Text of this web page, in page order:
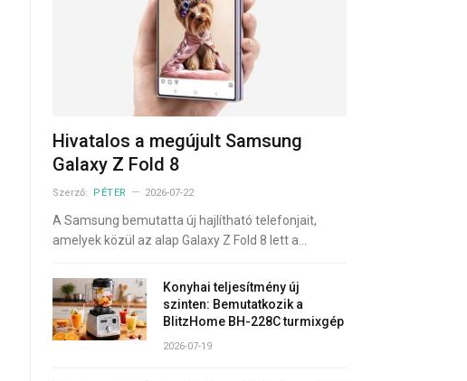
Hivatalos a megújult Samsung
Galaxy Z Fold 8
Szerző: PÉTER 2026-07-22
A Samsung bemutatta új hajlítható telefonjait,
amelyek közül az alap Galaxy Z Fold 8 lett a…
Konyhai teljesítmény új
szinten: Bemutatkozik a
BlitzHome BH-228C turmixgép
2026-07-19